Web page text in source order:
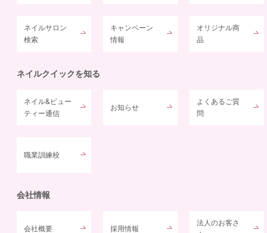
ネイルサロン
検索
キャンペーン
情報
オリジナル商
品
ネイルクイックを知る
ネイル&ビュー
ティー通信
お知らせ
よくあるご質
問
職業訓練校
会社情報
会社概要 採用情報
法人のお客さ